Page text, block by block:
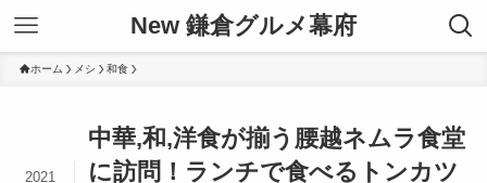
New 鎌倉グルメ幕府
ホーム メシ 和食
中華,和,洋食が揃う腰越ネムラ食堂
に訪問！ランチで食べるトンカツ
2021